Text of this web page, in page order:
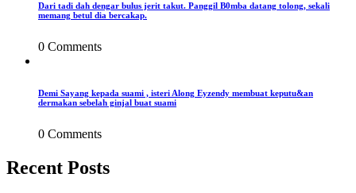
Dari tadi dah dengar bulus jerit takut. Panggil B0mba datang tolong, sekali
memang betul dia bercakap.
0 Comments
Demi Sayang kepada suami , isteri Along Eyzendy membuat keputu&an
dermakan sebelah ginjal buat suami
0 Comments
Recent Posts